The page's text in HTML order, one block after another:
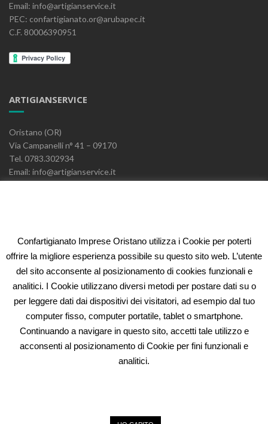
Email: info@artigianservice.it
PEC: confartigianato.or@arubapec.it
C.F. 80006390951
ARTIGIANSERVICE
Oristano (OR)
Via Campanelli n° 41 – 09170
Tel. 0783.302934
Email: info@artigianservice.it
ELEONORA FIDI
Oristano (OR)
Tel. 0783.302934
Email: fidi@artigianservice.it
PEC: eleonorafidi@pec.it
P.IVA: 00720010958
Confartigianato Imprese Oristano utilizza i Cookie per poterti
offrire la migliore esperienza possibile su questo sito web. L’utente
del sito acconsente al posizionamento di cookies funzionali e
analitici. I Cookie utilizzano diversi metodi per postare dati su o
per leggere dati dai dispositivi dei visitatori, ad esempio dal tuo
computer fisso, computer portatile, tablet o smartphone.
Continuando a navigare in questo sito, accetti tale utilizzo e
acconsenti al posizionamento di Cookie per fini funzionali e
analitici.